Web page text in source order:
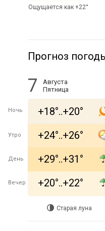
Ощущается как +22°
Прогноз
7
Августа
Пятница
Ночь +18°..+20°
Утро +24°..+26°
День +29°..+31°
Вечер +20°..+22°
Старая луна